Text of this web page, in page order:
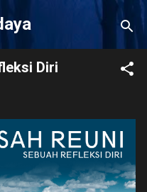
utama
Diri